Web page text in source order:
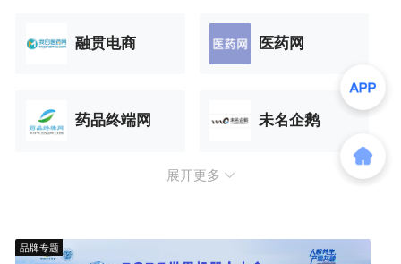
融贯电商 医药网
药品终端网 未名企鹅
展开更多
品牌专题